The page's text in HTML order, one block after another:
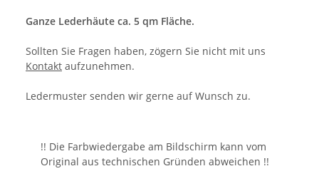
Ganze Lederhäute ca. 5 qm Fläche.
Sollten Sie Fragen haben, zögern Sie nicht mit uns
Kontakt aufzunehmen.
Ledermuster senden wir gerne auf Wunsch zu.
!! Die Farbwiedergabe am Bildschirm kann vom
Original aus technischen Gründen abweichen !!